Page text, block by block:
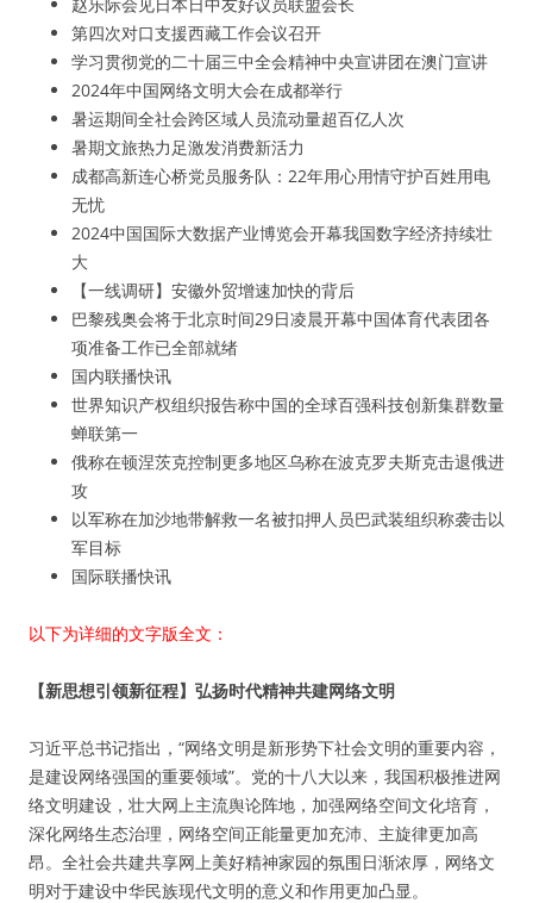
第四次对口支援西藏工作会议召开
学习贯彻党的二十届三中全会精神中央宣讲团在澳门宣讲
2024年中国网络文明大会在成都举行
暑运期间全社会跨区域人员流动量超百亿人次
暑期文旅热力足激发消费新活力
成都高新连心桥党员服务队：22年用心用情守护百姓用电
无忧
2024中国国际大数据产业博览会开幕我国数字经济持续壮
大
【一线调研】安徽外贸增速加快的背后
巴黎残奥会将于北京时间29日凌晨开幕中国体育代表团各
项准备工作已全部就绪
国内联播快讯
世界知识产权组织报告称中国的全球百强科技创新集群数量
蝉联第一
俄称在顿涅茨克控制更多地区乌称在波克罗夫斯克击退俄进
攻
以军称在加沙地带解救一名被扣押人员巴武装组织称袭击以
军目标
国际联播快讯
以下为详细的文字版全文：
【新思想引领新征程】弘扬时代精神共建网络文明
习近平总书记指出，“网络文明是新形势下社会文明的重要内容，
是建设网络强国的重要领域”。党的十八大以来，我国积极推进网
络文明建设，壮大网上主流舆论阵地，加强网络空间文化培育，
深化网络生态治理，网络空间正能量更加充沛、主旋律更加高
昂。全社会共建共享网上美好精神家园的氛围日渐浓厚，网络文
明对于建设中华民族现代文明的意义和作用更加凸显。